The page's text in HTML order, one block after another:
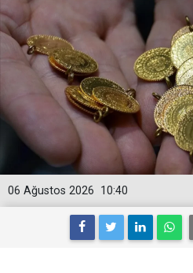
10:40
06 Ağustos 2026